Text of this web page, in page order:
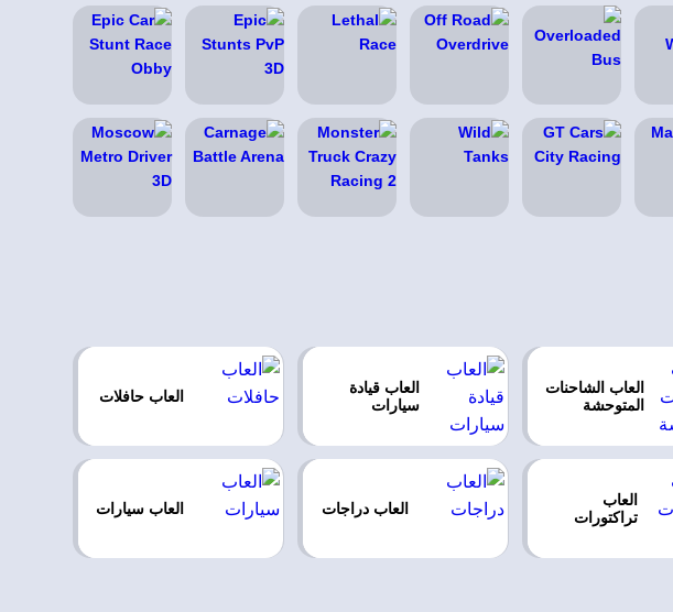
العاب الشاحنات
المتوحشة
العاب قيادة
سيارات
العاب حافلات
العاب
تراكتورات
العاب دراجات العاب سيارات